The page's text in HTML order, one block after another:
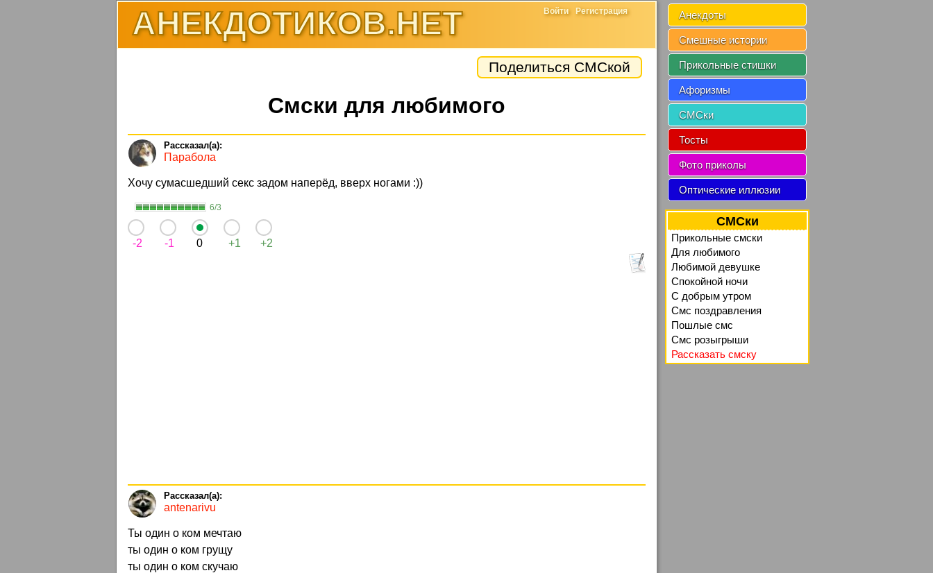
АНЕКДОТИКОВ.НЕТ Войти Регистрация
Поделиться СМСкой
Смски для любимого
Парабола
Хочу сумасшедший секс задом наперёд, вверх ногами :))
6/3
-2 -1 0 +1 +2
antenarivu
Ты один о ком мечтаю
ты один о ком грущу
ты один о ком скучаю
Анекдоты
Смешные истории
Прикольные стишки
Афоризмы
СМСки
Тосты
Фото приколы
Оптические иллюзии
СМСки
Прикольные смски
Для любимого
Любимой девушке
Спокойной ночи
C добрым утром
Смс поздравления
Пошлые смс
Смс розыгрыши
Рассказать смску